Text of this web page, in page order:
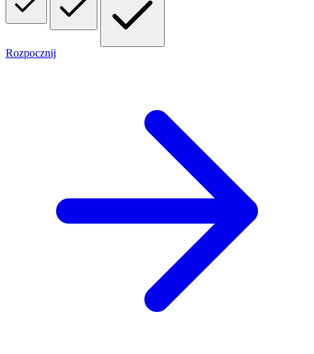
Rozpocznij